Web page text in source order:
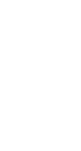
Vielleicht
Kopf?
getraut sie